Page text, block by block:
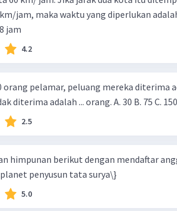
maka waktu yang diperlukan adalah .... a. 9 jam b. 12 jam
18 jam
4.2
orang pelamar, peluang mereka diterima
diterima adalah ... orang. A. 30 B. 75 C.
2.5
himpunan berikut dengan mendaftar
penyusun tata surya\}
5.0